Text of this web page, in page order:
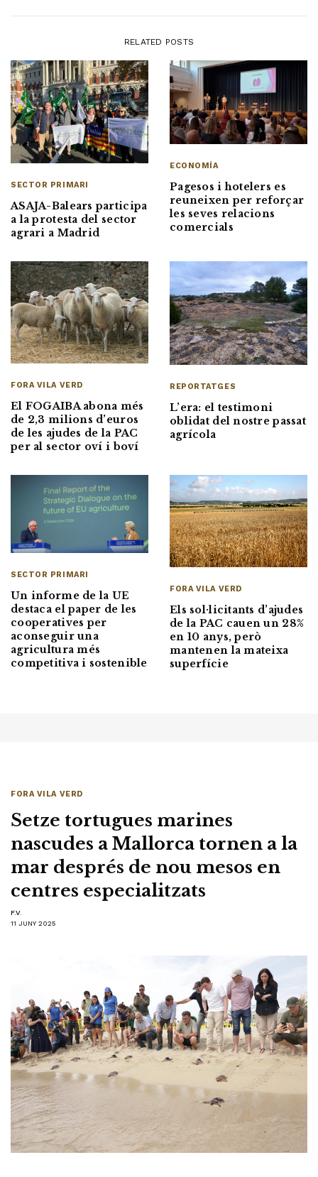
RELATED POSTS
SECTOR PRIMARI
ASAJA-Balears participa
a la protesta del sector
agrari a Madrid
ECONOMÍA
Pagesos i hotelers es
reuneixen per reforçar
les seves relacions
comercials
FORA VILA VERD
El FOGAIBA abona més
de 2,3 milions d’euros
de les ajudes de la PAC
per al sector oví i boví
REPORTATGES
L’era: el testimoni
oblidat del nostre passat
agrícola
SECTOR PRIMARI
Un informe de la UE
destaca el paper de les
cooperatives per
aconseguir una
agricultura més
competitiva i sostenible
FORA VILA VERD
Els sol·licitants d’ajudes
de la PAC cauen un 28%
en 10 anys, però
mantenen la mateixa
superfície
FORA VILA VERD
Setze tortugues marines
nascudes a Mallorca tornen a la
mar després de nou mesos en
centres especialitzats
F.V.
11 JUNY 2025